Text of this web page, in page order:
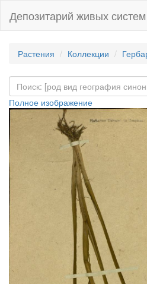
Депозитарий живых систем
Растения Коллекции
Полное изображение